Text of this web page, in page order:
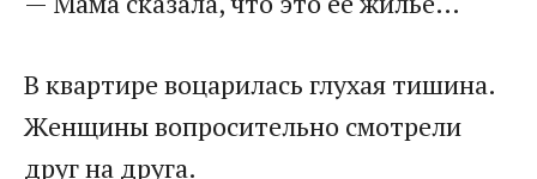
В квартире воцарилась глухая тишина.
Женщины вопросительно смотрели
друг на друга.